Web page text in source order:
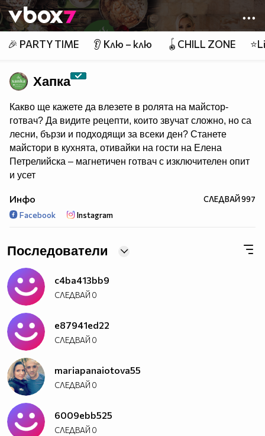
Member of
👾
🎉 PARTY TIME 👂 Клю – клю 🪀CHILL ZONE
Хапка
Какво ще кажете да влезете в ролята на майстор-
готвач? Да видите рецепти, които звучат сложно, но са
лесни, бързи и подходящи за всеки ден? Станете
майстори в кухнята, отивайки на гости на Елена
Петрелийска – магнетичен готвач с изключителен опит
и усет
Последвайте Хапка в Инстаграм:
https://www.facebook.com/hapka/
НОВ ЕПИЗОД всяка сряда!
Инфо СЛЕДВАЙ997
Facebook Instagram
Последователи
c4ba413bb9
СЛЕДВАЙ 0
e87941ed22
СЛЕДВАЙ 0
mariapanaiotova55
СЛЕДВАЙ 0
6009ebb525
СЛЕДВАЙ 0